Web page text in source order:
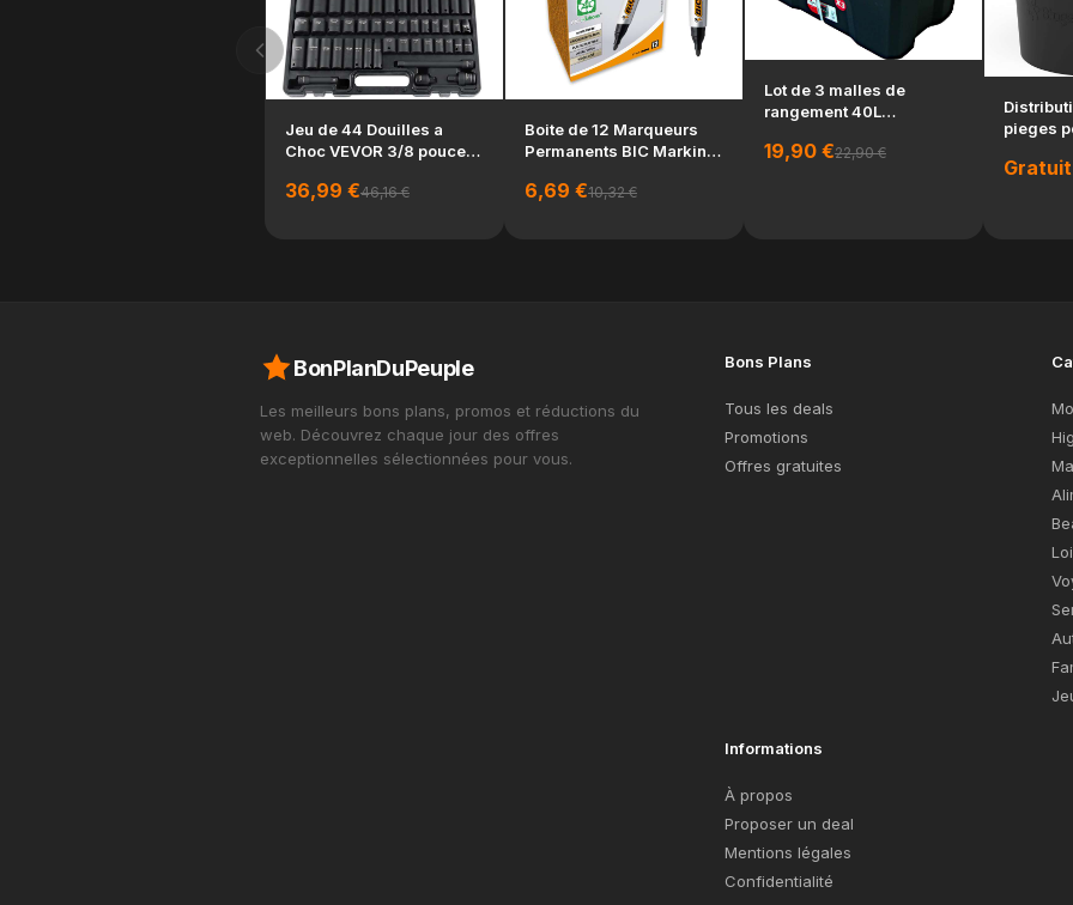
Jeu de 44 Douilles a
Choc VEVOR 3/8 pouces
36,99 €46,16 €
Boite de 12 Marqueurs
Permanents BIC Marking
6,69 €10,32 €
Lot de 3 malles de
rangement 40L
empil...
19,90 €22,90 €
pieges
BG...
Gratuit
BonPlanDuPeuple
Les meilleurs bons plans, promos et réductions du
web. Découvrez chaque jour des offres
exceptionnelles sélectionnées pour vous.
Bons Plans
Tous les deals
Promotions
Offres gratuites
Informations
À propos
Proposer un deal
Mentions légales
Confidentialité